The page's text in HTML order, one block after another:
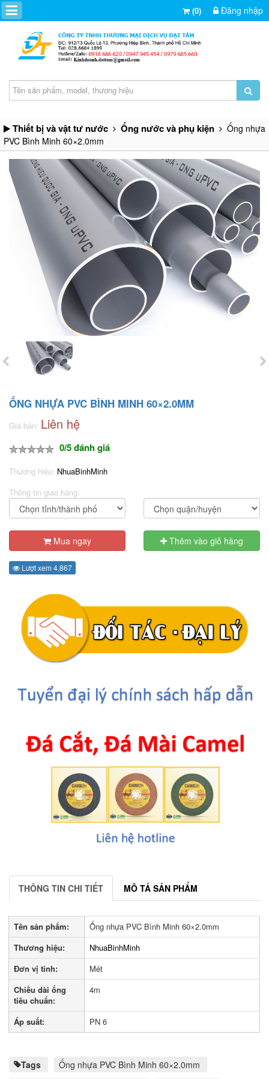
(0) Đăng nhập
Thiết bị và vật tư nước Ống nước và phụ kiện
Ống nhựa
PVC Bình Minh 60×2.0mm
ỐNG NHỰA PVC BÌNH MINH 60×2.0MM
Giá bán: Liên hệ
0/5 đánh giá
Thương hiệu: NhuaBinhMinh
Thông tin giao hàng:
Mua ngay Thêm vào giỏ hàng
Lượt xem 4,867
THÔNG TIN CHI TIẾT MÔ TẢ SẢN PHẨM
Tên sản phẩm:
Ống nhựa PVC Bình Minh 60×2.0mm
Thương hiệu:
NhuaBinhMinh
Đơn vị tính:
Mét
Chiều dài ống
tiêu chuẩn:
4m
Áp suất: PN 6
Tags Ống nhựa PVC Bình Minh 60×2.0mm